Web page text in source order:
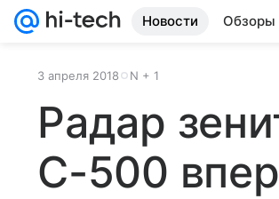
Новости Обзоры
3 апреля 2018 N + 1
Радар
С-500